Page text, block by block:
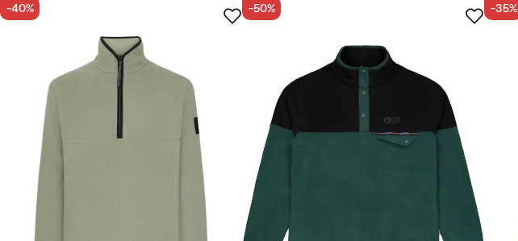
-40% -50% -35%